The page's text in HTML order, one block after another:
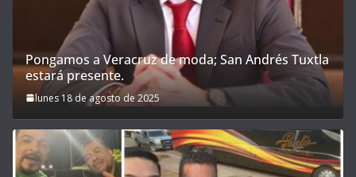
Pongamos a Veracruz de moda; San Andrés Tuxtla
estará presente.
lunes 18 de agosto de 2025